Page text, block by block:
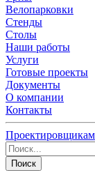
Велопарковки
Стенды
Столы
Наши работы
Услуги
Готовые проекты
Документы
О компании
Контакты
Проектировщикам
Поиск